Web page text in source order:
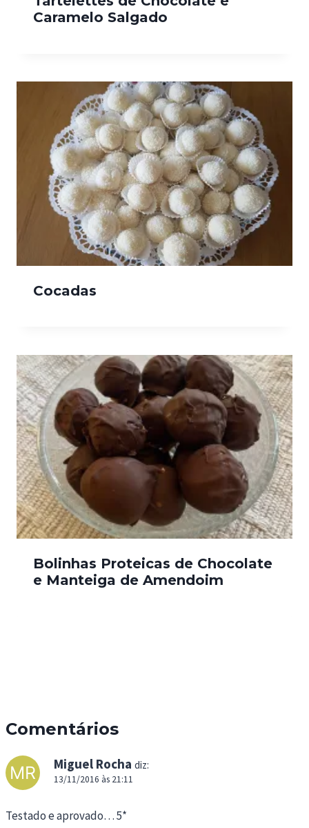
Caramelo Salgado
Cocadas
Bolinhas Proteicas de Chocolate
e Manteiga de Amendoim
Comentários
Miguel Rocha diz:
13/11/2016 às 21:11
Testado e aprovado… 5*